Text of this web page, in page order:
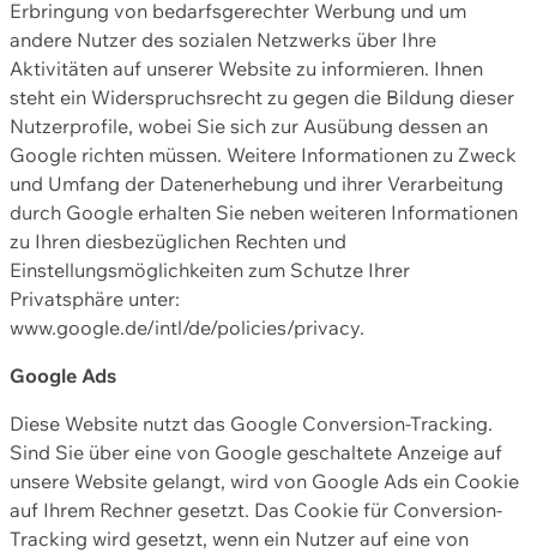
Erbringung von bedarfsgerechter Werbung und um
andere Nutzer des sozialen Netzwerks über Ihre
Aktivitäten auf unserer Website zu informieren. Ihnen
steht ein Widerspruchsrecht zu gegen die Bildung dieser
Nutzerprofile, wobei Sie sich zur Ausübung dessen an
Google richten müssen. Weitere Informationen zu Zweck
und Umfang der Datenerhebung und ihrer Verarbeitung
durch Google erhalten Sie neben weiteren Informationen
zu Ihren diesbezüglichen Rechten und
Einstellungsmöglichkeiten zum Schutze Ihrer
Privatsphäre unter:
www.google.de/intl/de/policies/privacy.
Google Ads
Diese Website nutzt das Google Conversion-Tracking.
Sind Sie über eine von Google geschaltete Anzeige auf
unsere Website gelangt, wird von Google Ads ein Cookie
auf Ihrem Rechner gesetzt. Das Cookie für Conversion-
Tracking wird gesetzt, wenn ein Nutzer auf eine von